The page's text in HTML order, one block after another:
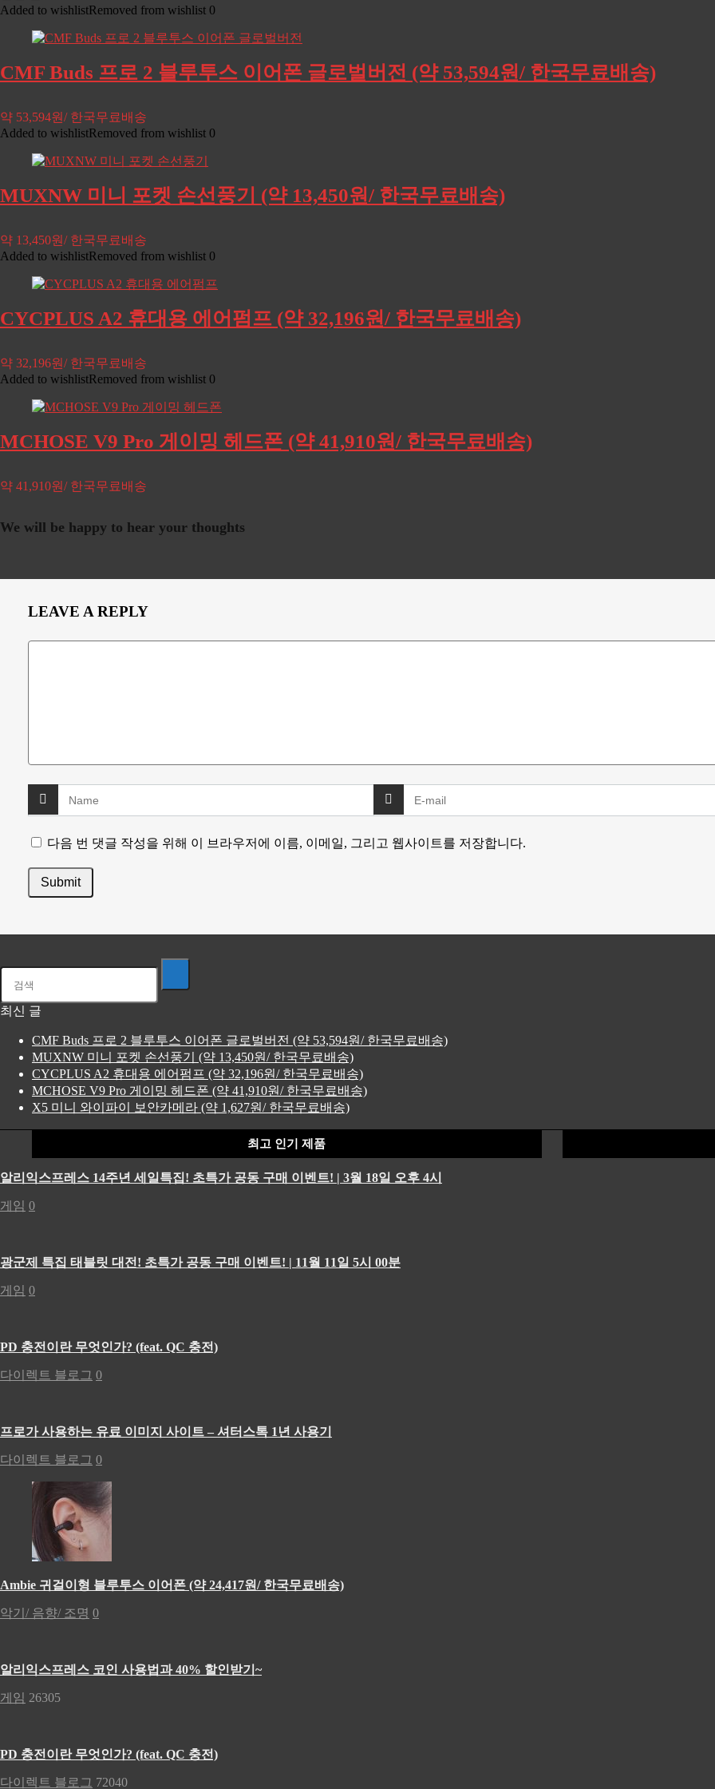
Added to wishlistRemoved from wishlist 0
CMF Buds 프로 2 블루투스 이어폰 글로벌버전 (약 53,594원/ 한국무료배송)
약 53,594원/ 한국무료배송
Added to wishlistRemoved from wishlist 0
MUXNW 미니 포켓 손선풍기 (약 13,450원/ 한국무료배송)
약 13,450원/ 한국무료배송
Added to wishlistRemoved from wishlist 0
CYCPLUS A2 휴대용 에어펌프 (약 32,196원/ 한국무료배송)
약 32,196원/ 한국무료배송
Added to wishlistRemoved from wishlist 0
MCHOSE V9 Pro 게이밍 헤드폰 (약 41,910원/ 한국무료배송)
약 41,910원/ 한국무료배송
We will be happy to hear your thoughts
LEAVE A REPLY
다음 번 댓글 작성을 위해 이 브라우저에 이름, 이메일, 그리고 웹사이트를 저장합니다.
최신 글
CMF Buds 프로 2 블루투스 이어폰 글로벌버전 (약 53,594원/ 한국무료배송)
MUXNW 미니 포켓 손선풍기 (약 13,450원/ 한국무료배송)
CYCPLUS A2 휴대용 에어펌프 (약 32,196원/ 한국무료배송)
MCHOSE V9 Pro 게이밍 헤드폰 (약 41,910원/ 한국무료배송)
X5 미니 와이파이 보안카메라 (약 1,627원/ 한국무료배송)
최고 인기 제품
알리익스프레스 14주년 세일특집! 초특가 공동 구매 이벤트! | 3월 18일 오후 4시
게임 0
광군제 특집 태블릿 대전! 초특가 공동 구매 이벤트! | 11월 11일 5시 00분
게임 0
PD 충전이란 무엇인가? (feat. QC 충전)
다이렉트 블로그 0
프로가 사용하는 유료 이미지 사이트 – 셔터스톡 1년 사용기
다이렉트 블로그 0
Ambie 귀걸이형 블루투스 이어폰 (약 24,417원/ 한국무료배송)
악기/ 음향/ 조명 0
알리익스프레스 코인 사용법과 40% 할인받기~
게임 26305
PD 충전이란 무엇인가? (feat. QC 충전)
다이렉트 블로그 72040